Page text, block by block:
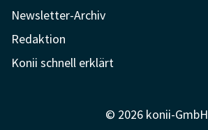
Newsletter-Archiv
Redaktion
Konii schnell erklärt
© 2026 konii-GmbH